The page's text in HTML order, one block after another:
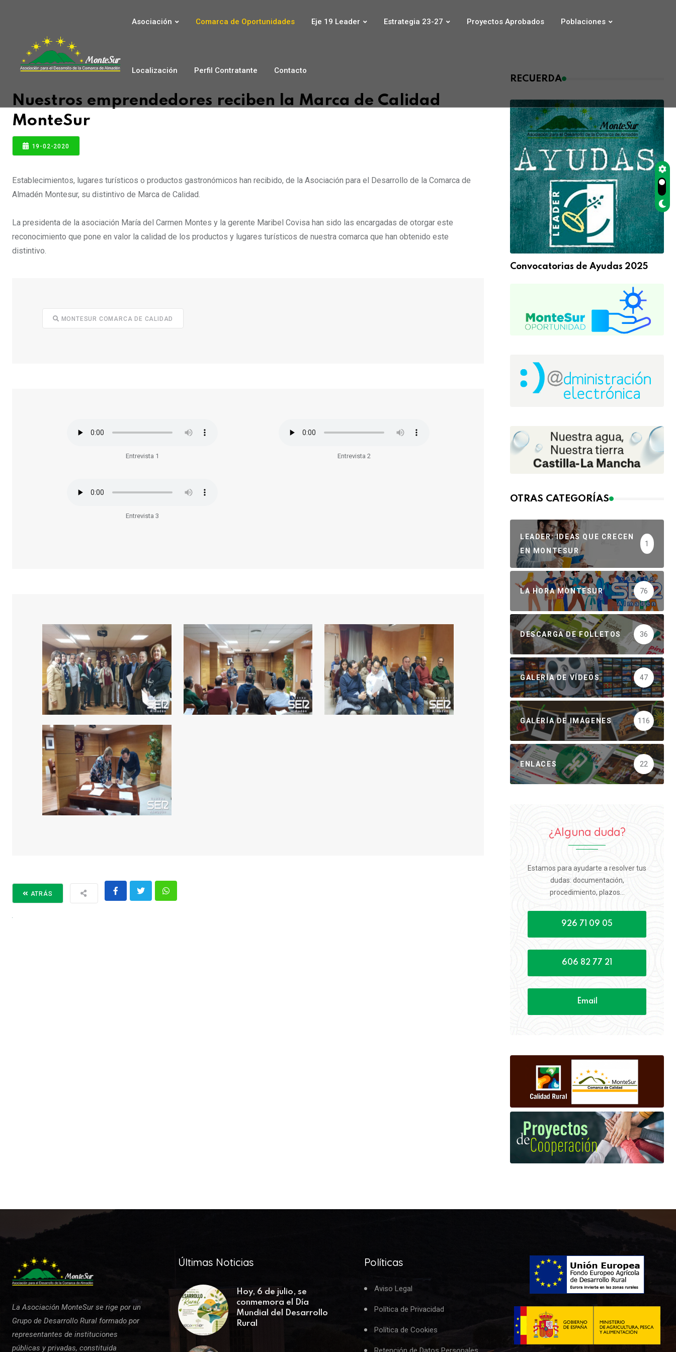
Asociación Comarca de Oportunidades Eje 19 Leader Estrategia 23-27 Proyectos Aprobados Poblaciones
Localización Perfil Contratante Contacto
Nuestros emprendedores reciben la Marca de Calidad
MonteSur
19-02-2020
Establecimientos, lugares turísticos o productos gastronómicos han recibido, de la Asociación para el Desarrollo de la Comarca de
Almadén Montesur, su distintivo de Marca de Calidad.
La presidenta de la asociación María del Carmen Montes y la gerente Maribel Covisa han sido las encargadas de otorgar este
reconocimiento que pone en valor la calidad de los productos y lugares turísticos de nuestra comarca que han obtenido este
distintivo.
MONTESUR COMARCA DE CALIDAD
Entrevista 1 Entrevista 2
Entrevista 3
ATRÁS
RECUERDA
Convocatorias de Ayudas 2025
OTRAS CATEGORÍAS
LEADER: IDEAS QUE CRECEN
EN MONTESUR
1
LA HORA MONTESUR 76
DESCARGA DE FOLLETOS 36
GALERÍA DE VÍDEOS 47
GALERÍA DE IMÁGENES 116
ENLACES 22
¿Alguna duda?
Estamos para ayudarte a resolver tus
dudas: documentación,
procedimiento, plazos...
926 71 09 05
606 82 77 21
Email
La Asociación MonteSur se rige por un
Grupo de Desarrollo Rural formado por
representantes de instituciones
públicas y privadas, constituida
Últimas Noticias
Hoy, 6 de julio, se
conmemora el Día
Mundial del Desarrollo
Rural
Políticas
Aviso Legal
Política de Privacidad
Política de Cookies